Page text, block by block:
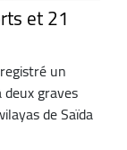
et 21
un
graves
de Saïda